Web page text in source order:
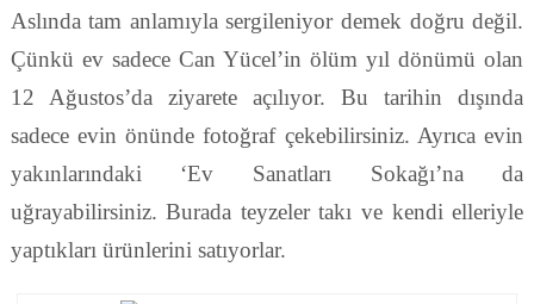
Aslında tam anlamıyla sergileniyor demek doğru değil.
Çünkü ev sadece Can Yücel’in ölüm yıl dönümü olan
12 Ağustos’da ziyarete açılıyor. Bu tarihin dışında
sadece evin önünde fotoğraf çekebilirsiniz. Ayrıca evin
yakınlarındaki ‘Ev Sanatları Sokağı’na da
uğrayabilirsiniz. Burada teyzeler takı ve kendi elleriyle
yaptıkları ürünlerini satıyorlar.